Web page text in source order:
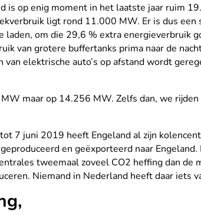
is op enig moment in het laatste jaar ruim
ligt rond 11.000 MW. Er is dus een
laden, om die 29,6 % extra energieverbruik
van grotere buffertanks prima naar de
elektrische auto’s op afstand wordt
maar op 14.256 MW. Zelfs dan, we
7 juni 2019 heeft Engeland al zijn
en geëxporteerd naar
tweemaal zoveel CO2 heffing dan
Niemand in Nederland heeft daar iets